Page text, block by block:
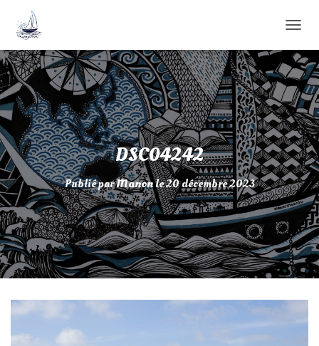
É
P
L
I
E
R
L
A
N
A
V
I
G
T
I
O
N
DSC04242
Publié parManonle20 décembre 2023